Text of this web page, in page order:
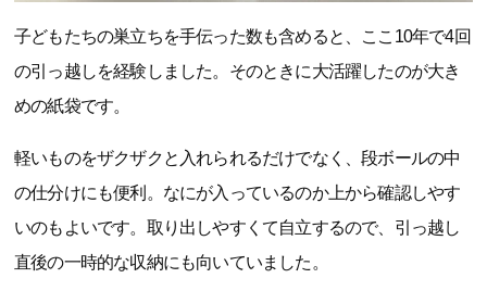
子どもたちの巣立ちを手伝った数も含めると、ここ10年で4回
の引っ越しを経験しました。そのときに大活躍したのが大き
めの紙袋です。
軽いものをザクザクと入れられるだけでなく、段ボールの中
の仕分けにも便利。なにが入っているのか上から確認しやす
いのもよいです。取り出しやすくて自立するので、引っ越し
直後の一時的な収納にも向いていました。